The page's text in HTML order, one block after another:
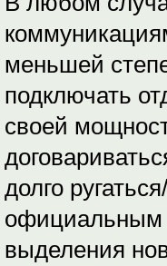
меньшей
подключать
своей
долго
официальным
выделения